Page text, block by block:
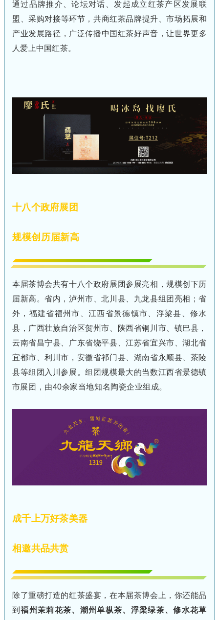
通过品牌推介、论坛对话、发起成立红茶产区发展联
盟、采购对接等环节，共商红茶品牌提升、市场拓展和
产业发展路径，广泛传播中国红茶好声音，让世界更多
人爱上中国红茶。
十八个政府展团
规模创历届新高
本届茶博会共有十八个政府展团参展亮相，规模创下历
届新高。省内，泸州市、北川县、九龙县组团亮相；省
外，福建省福州市、江西省景德镇市、浮梁县、修水
县，广西壮族自治区贺州市、陕西省铜川市、镇巴县，
云南省昌宁县、广东省饶平县、江苏省宜兴市、湖北省
宜都市、利川市，安徽省祁门县、湖南省永顺县、茶陵
县等组团入川参展。组团规模最大的当数江西省景德镇
市展团，由40余家当地知名陶瓷企业组成。
成千上万好茶美器
相邀共品共赏
除了重磅打造的红茶盛宴，在本届茶博会上，你还能品
到福州茉莉花茶、潮州单枞茶、浮梁绿茶、修水花草